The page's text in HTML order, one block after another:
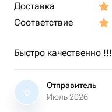
Доставка
Соответствие
Быстро качественно !!!
О
Отправитель
Июль 2026